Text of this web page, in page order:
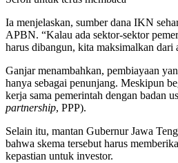
Ia menjelaskan, sumber dana IKN
APBN. “Kalau ada sektor-sektor
harus dibangun, kita maksimalkan dari
Ganjar menambahkan, pembiayaan
hanya sebagai penunjang. Meskipun
kerja sama pemerintah dengan badan
partnership, PPP).
Selain itu, mantan Gubernur Jawa
bahwa skema tersebut harus
kepastian untuk investor.